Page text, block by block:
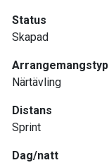
Status
Skapad
Arrangemangstyp
Närtävling
Distans
Sprint
Dag/natt